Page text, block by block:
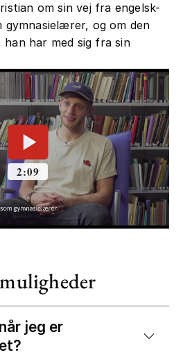
om sin vej fra engelsk-
og om den
har med sig fra sin
jeg er